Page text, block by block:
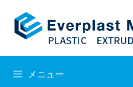
メニュー